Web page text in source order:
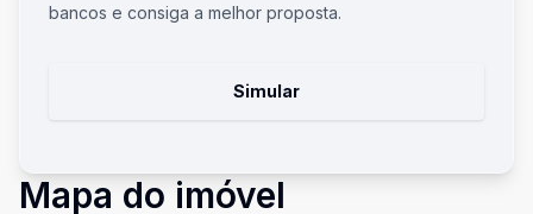
bancos e consiga a melhor proposta.
Simular
Mapa do imóvel